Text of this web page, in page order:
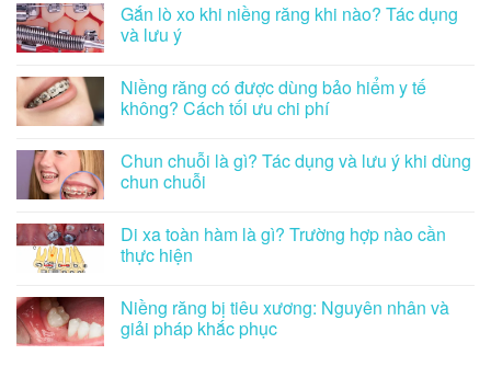
Gắn lò xo khi niềng răng khi nào? Tác dụng
và lưu ý
Niềng răng có được dùng bảo hiểm y tế
không? Cách tối ưu chi phí
Chun chuỗi là gì? Tác dụng và lưu ý khi dùng
chun chuỗi
Di xa toàn hàm là gì? Trường hợp nào cần
thực hiện
Niềng răng bị tiêu xương: Nguyên nhân và
giải pháp khắc phục